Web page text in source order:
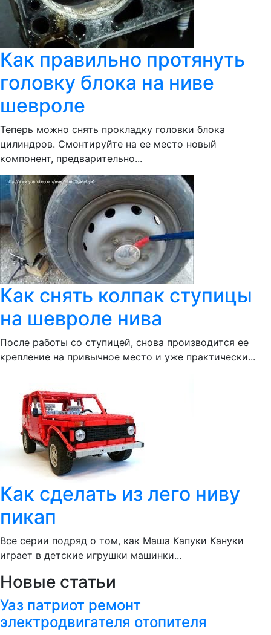
Как правильно протянуть
головку блока на ниве
шевроле
Теперь можно снять прокладку головки блока
цилиндров. Смонтируйте на ее место новый
компонент, предварительно...
Как снять колпак ступицы
на шевроле нива
После работы со ступицей, снова производится ее
крепление на привычное место и уже практически...
Как сделать из лего ниву
пикап
Все серии подряд о том, как Маша Капуки Кануки
играет в детские игрушки машинки...
Новые статьи
Уаз патриот ремонт
электродвигателя отопителя